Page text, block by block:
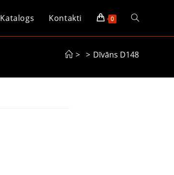
Katalogs Kontakti 0
> > Dīvāns D148